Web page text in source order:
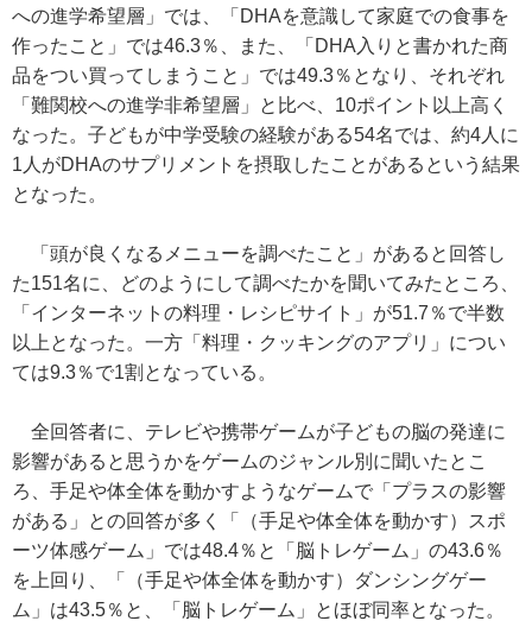
への進学希望層」では、「DHAを意識して家庭での食事を
作ったこと」では46.3％、また、「DHA入りと書かれた商
品をつい買ってしまうこと」では49.3％となり、それぞれ
「難関校への進学非希望層」と比べ、10ポイント以上高く
なった。子どもが中学受験の経験がある54名では、約4人に
1人がDHAのサプリメントを摂取したことがあるという結果
となった。
「頭が良くなるメニューを調べたこと」があると回答し
た151名に、どのようにして調べたかを聞いてみたところ、
「インターネットの料理・レシピサイト」が51.7％で半数
以上となった。一方「料理・クッキングのアプリ」につい
ては9.3％で1割となっている。
全回答者に、テレビや携帯ゲームが子どもの脳の発達に
影響があると思うかをゲームのジャンル別に聞いたとこ
ろ、手足や体全体を動かすようなゲームで「プラスの影響
がある」との回答が多く「（手足や体全体を動かす）スポ
ーツ体感ゲーム」では48.4％と「脳トレゲーム」の43.6％
を上回り、「（手足や体全体を動かす）ダンシングゲー
ム」は43.5％と、「脳トレゲーム」とほぼ同率となった。